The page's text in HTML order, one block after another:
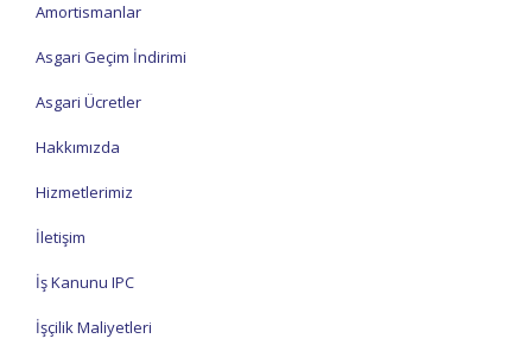
Amortismanlar
Asgari Geçim İndirimi
Asgari Ücretler
Hakkımızda
Hizmetlerimiz
İletişim
İş Kanunu IPC
İşçilik Maliyetleri